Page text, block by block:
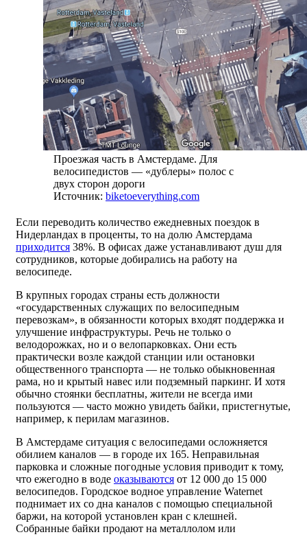
Проезжая часть в Амстердаме. Для
велосипедистов — «дублеры» полос с
двух сторон дороги
Источник: biketoeverything.com
Если переводить количество ежедневных поездок в
Нидерландах в проценты, то на долю Амстердама
приходится 38%. В офисах даже устанавливают душ для
сотрудников, которые добирались на работу на
велосипеде.
В крупных городах страны есть должности
«государственных служащих по велосипедным
перевозкам», в обязанности которых входят поддержка и
улучшение инфраструктуры. Речь не только о
велодорожках, но и о велопарковках. Они есть
практически возле каждой станции или остановки
общественного транспорта — не только обыкновенная
рама, но и крытый навес или подземный паркинг. И хотя
обычно стоянки бесплатны, жители не всегда ими
пользуются — часто можно увидеть байки, пристегнутые,
например, к перилам магазинов.
В Амстердаме ситуация с велосипедами осложняется
обилием каналов — в городе их 165. Неправильная
парковка и сложные погодные условия приводит к тому,
что ежегодно в воде оказываются от 12 000 до 15 000
велосипедов. Городское водное управление Waternet
поднимает их со дна каналов с помощью специальной
баржи, на которой установлен кран с клешней.
Собранные байки продают на металлолом или